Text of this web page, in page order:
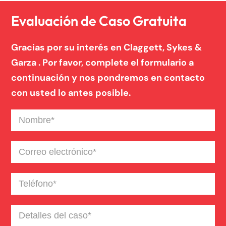
Un blog de derecho de Connecticut
Evaluación de Caso Gratuita
Gracias por su interés en Claggett, Sykes &
Garza . Por favor, complete el formulario a
continuación y nos pondremos en contacto
con usted lo antes posible.
Nombre(Required)
Correo
electrónico(Required)
Teléfono(Required)
Detalles